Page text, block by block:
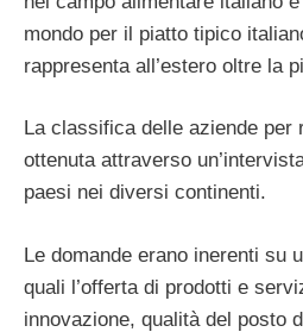
mondo per il piatto tipico
rappresenta all’estero oltre la
La classifica delle aziende per
ottenuta attraverso
paesi nei diversi continenti.
Le domande erano inerenti su
quali l’offerta di prodotti e
innovazione, qualità del posto